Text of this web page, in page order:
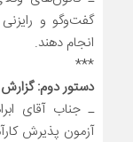
گفت‌و‌گو و
انجام دهند.
***
دستور دوم: گزارش
ـ جناب آقای